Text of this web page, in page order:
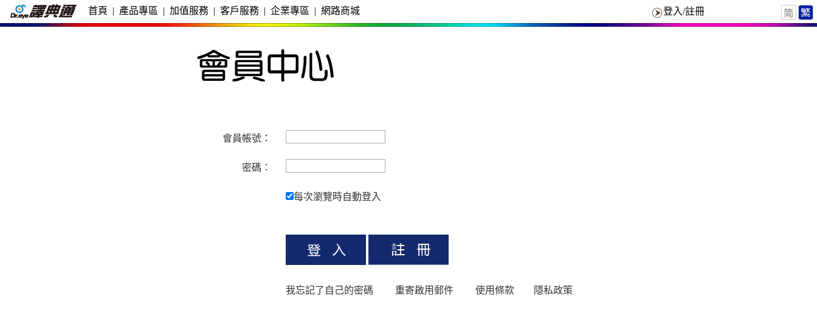
首頁 | 產品專區 | 加值服務 | 客戶服務 | 企業專區 | 網路商城 登入/註冊
會員帳號：
密碼：
每次瀏覽時自動登入
我忘記了自己的密碼 重寄啟用郵件 使用條款 隱私政策